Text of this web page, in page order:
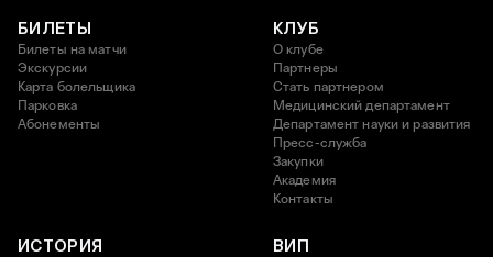
БИЛЕТЫ
Билеты на матчи
Экскурсии
Карта болельщика
Парковка
Абонементы
КЛУБ
О клубе
Партнеры
Стать партнером
Медицинский департамент
Департамент науки и развития
Пресс-служба
Закупки
Академия
Контакты
ИСТОРИЯ ВИП